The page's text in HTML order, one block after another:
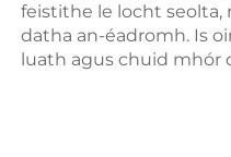
feistithe le locht seolta,
datha an-éadromh. Is
luath agus chuid mhór